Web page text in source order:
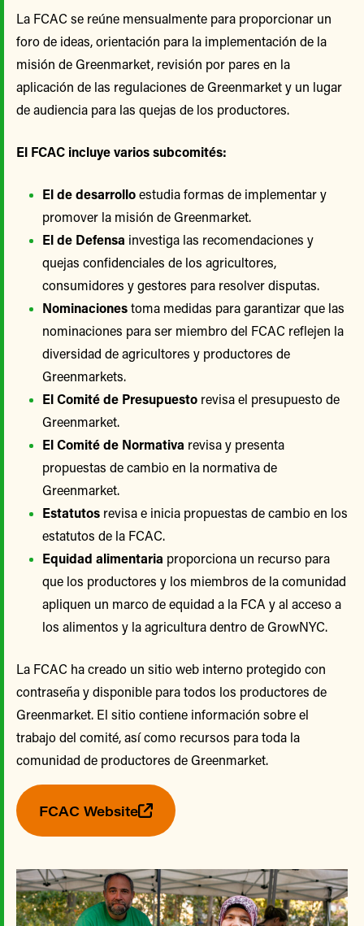
La FCAC se reúne mensualmente para proporcionar un
foro de ideas, orientación para la implementación de la
misión de Greenmarket, revisión por pares en la
aplicación de las regulaciones de Greenmarket y un lugar
de audiencia para las quejas de los productores.
El FCAC incluye varios subcomités:
El de desarrolloestudia formas de implementar y
promover la misión de Greenmarket.
El de Defensa investiga las recomendaciones y
quejas confidenciales de los agricultores,
consumidores y gestores para resolver disputas.
Nominacionestoma medidas para garantizar que las
nominaciones para ser miembro del FCAC reflejen la
diversidad de agricultores y productores de
Greenmarkets.
El Comité de Presupuesto revisa el presupuesto de
Greenmarket.
El Comité de Normativa revisa y presenta
propuestas de cambio en la normativa de
Greenmarket.
Estatutos revisa e inicia propuestas de cambio en los
estatutos de la FCAC.
Equidad alimentaria proporciona un recurso para
que los productores y los miembros de la comunidad
apliquen un marco de equidad a la FCA y al acceso a
los alimentos y la agricultura dentro de GrowNYC.
La FCAC ha creado un sitio web interno protegido con
contraseña y disponible para todos los productores de
Greenmarket. El sitio contiene información sobre el
trabajo del comité, así como recursos para toda la
comunidad de productores de Greenmarket.
FCAC Website